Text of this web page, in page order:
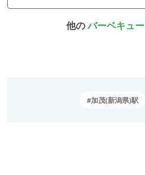
他のバーベキュー
加茂(新潟県)駅